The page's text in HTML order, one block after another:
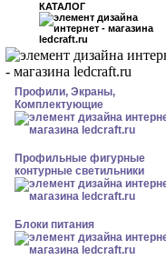
КАТАЛОГ
Профили, Экраны,
Комплектующие
Профильные фигурные
контурные светильники
Блоки питания